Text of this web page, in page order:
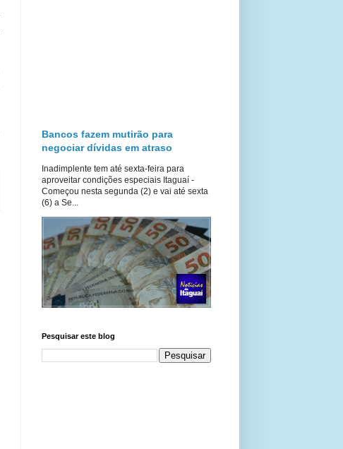
Bancos fazem mutirão para
negociar dívidas em atraso
Inadimplente tem até sexta-feira para
aproveitar condições especiais Itaguaí -
Começou nesta segunda (2) e vai até sexta
(6) a Se...
Pesquisar este blog